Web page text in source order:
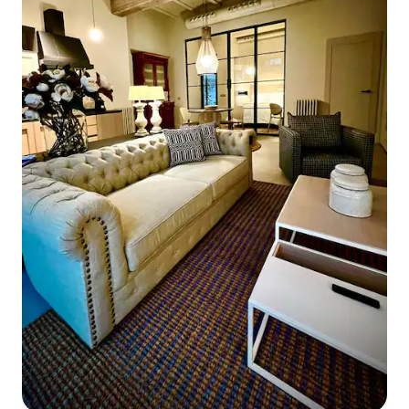
platos, copas de vino, exprimidor para
zumo, tostadora. Tenemos desayunos a
domicilio de una cafetería muy cercana
premian. BAÑOS Dispone de 2 baños
totalmente equipados con ducha amplia
y lavabo. Hay secador de pelo, plancha,
toallas, champú y gel para más
comodidad de su estancia en Salamanca.
Uno de ellos en suite en el dormitorio 2.
Para estancias largas, hacemos limpieza
y cambio de sábanas y toallas
semanalmente o a petición del huésped.
La limpieza es uno de los aspectos en el
que siempre hacemos hincapié especial
porque es clave para cuidar de los
huéspedes, hacer que se sientan
cómodos, a gusto y seguros. Tras la crisis
sanitaria que hemos vivido, la
desinfección será un apartado aún más
importante. Somos extremadamente
exigentes con la limpieza para que el
alojamiento cumpla con todos los
requisitos de higiene y esté impecable